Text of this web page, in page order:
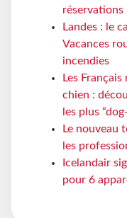
réservations
Landes : le
Vacances
incendies
Les
chien :
les plus
Le nouveau
les
Icelandair
pour 6